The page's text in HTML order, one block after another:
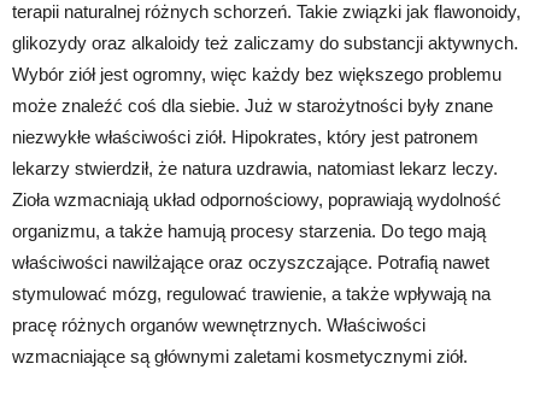
terapii naturalnej różnych schorzeń. Takie związki jak flawonoidy,
glikozydy oraz alkaloidy też zaliczamy do substancji aktywnych.
Wybór ziół jest ogromny, więc każdy bez większego problemu
może znaleźć coś dla siebie. Już w starożytności były znane
niezwykłe właściwości ziół. Hipokrates, który jest patronem
lekarzy stwierdził, że natura uzdrawia, natomiast lekarz leczy.
Zioła wzmacniają układ odpornościowy, poprawiają wydolność
organizmu, a także hamują procesy starzenia. Do tego mają
właściwości nawilżające oraz oczyszczające. Potrafią nawet
stymulować mózg, regulować trawienie, a także wpływają na
pracę różnych organów wewnętrznych. Właściwości
wzmacniające są głównymi zaletami kosmetycznymi ziół.